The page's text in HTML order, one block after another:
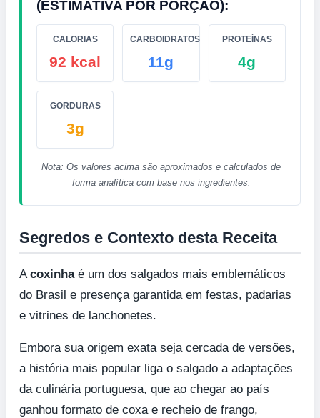
(ESTIMATIVA POR PORÇÃO):
CALORIAS
92 kcal
CARBOIDRATOS
11g
PROTEÍNAS
4g
GORDURAS
3g
Nota: Os valores acima são aproximados e calculados de
forma analítica com base nos ingredientes.
Segredos e Contexto desta Receita
Acoxinhaé um dos salgados mais emblemáticos
do Brasil e presença garantida em festas, padarias
e vitrines de lanchonetes.
Embora sua origem exata seja cercada de versões,
a história mais popular liga o salgado a adaptações
da culinária portuguesa, que ao chegar ao país
ganhou formato de coxa e recheio de frango,